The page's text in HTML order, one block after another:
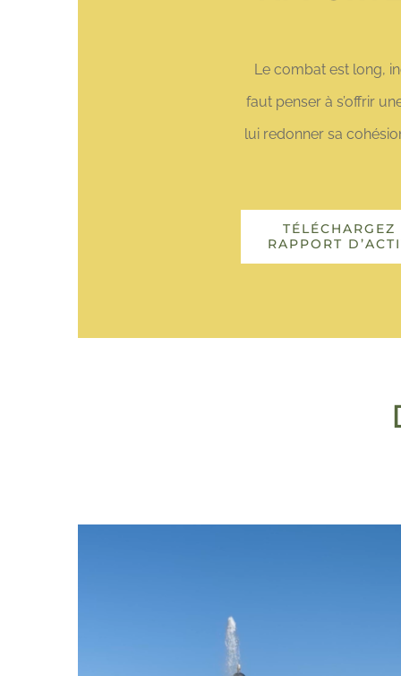
Le combat est long,
faut penser à s’offrir
lui redonner sa
TÉLÉCHARGEZ
RAPPORT